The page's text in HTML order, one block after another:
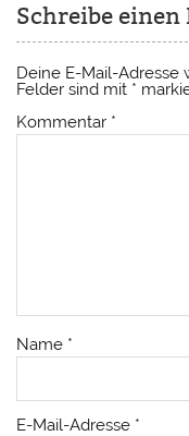
Schreibe
Deine E-Mail-Adresse
Felder sind mit *
Kommentar *
Name *
E-Mail-Adresse *